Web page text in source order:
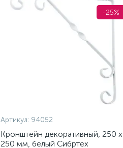
-25%
Артикул: 94052
Кронштейн декоративный, 250 х
250 мм, белый Сибртех